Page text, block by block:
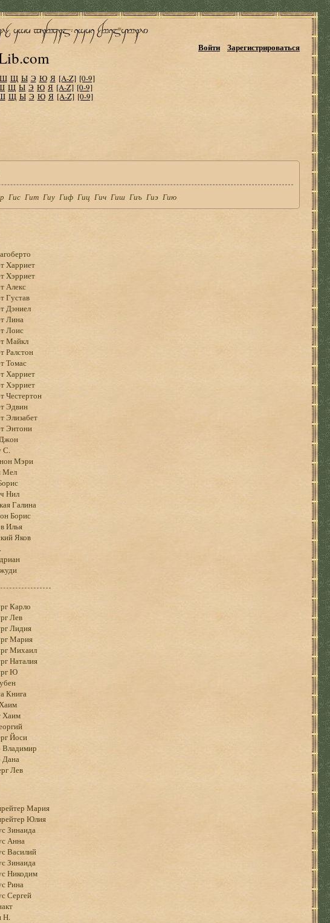
Войти Зарегистрироваться
Ш Щ Ы Э Ю Я [A-Z] [0-9]
Щ Ы Э Ю Я [A-Z] [0-9]
Щ Ы Э Ю Я [A-Z] [0-9]
Гис Гит Гиу Гиф Гиц Гич Гиш Гиъ Гиэ Гию
Xарриет
Xэрриет
Алекс
Густав
Дэниел
Лина
Лоис
Майкл
Ралстон
Томас
Харриет
Хэрриет
Честертон
Эдвин
Элизабет
Энтони
С.
Мэри
Мел
Нил
Галина
Борис
Илья
Яков
Карло
Лев
Лидия
Мария
Михаил
Наталия
Ю
Книга
Хаим
Йоси
Владимир
Дана
Лев
Мария
Юлия
Зинаида
Анна
Василий
Зинаида
Никодим
Рина
Сергей
Н.